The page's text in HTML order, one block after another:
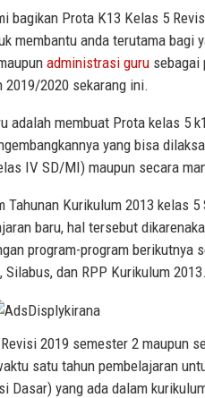
bagikan Prota K13 Kelas 5
membantu anda terutama bagi
administrasi gurusebagai
2019/2020 sekarang ini.
adalah membuat Prota kelas 5
yang bisa
IV SD/MI) maupun secara
Tahunan Kurikulum 2013 kelas
baru, hal tersebut
program-program berikutnya
dan RPP Kurikulum 2013.
2019 semester 2 maupun
satu tahun pembelajaran
Dasar) yang ada dalam